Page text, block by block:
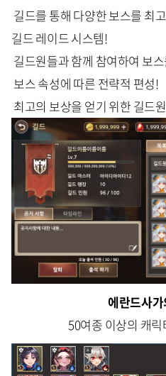
길드를 통해 다양한 보스를 최
길드 레이드 시스템!
길드원들과 함께 참여하여 보
보스 속성에 따른 전략적 편성!
최고의 보상을 얻기 위한 길드
에란드사
50여종 이상의 캐